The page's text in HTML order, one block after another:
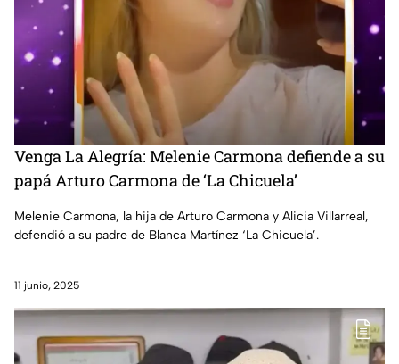
Venga La Alegría: Melenie Carmona defiende a su
papá Arturo Carmona de ‘La Chicuela’
Melenie Carmona, la hija de Arturo Carmona y Alicia Villarreal,
defendió a su padre de Blanca Martínez ‘La Chicuela’.
11 junio, 2025